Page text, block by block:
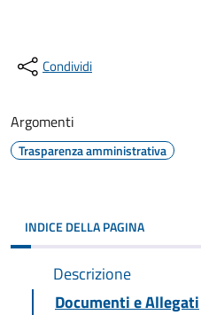
Condividi
Argomenti
Trasparenza amministrativa
INDICE DELLA PAGINA
Descrizione
Documenti e Allegati